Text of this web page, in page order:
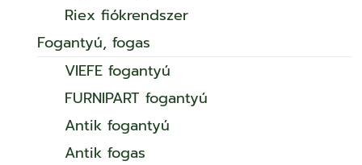
Riex fiókrendszer
Fogantyú, fogas
VIEFE fogantyú
FURNIPART fogantyú
Antik fogantyú
Antik fogas